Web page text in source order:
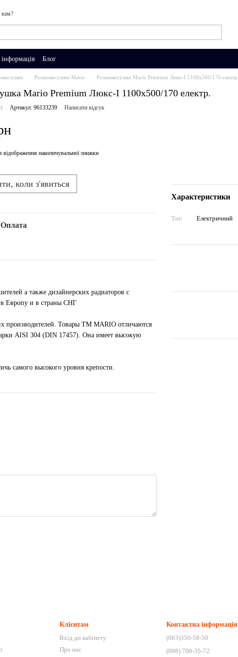
вам?
Блог
Рушникосушки Mario Рушникосушка Mario Premium Люкс-I 1100х500/170 електр.
Mario Premium Люкс-I 1100х500/170 електр.
Артикул: 96133239 Написати відгук
відображення накопичувальної знижки
коли з'явиться
Оплата
Характеристики
Тип Електричний
а также дизайнерских радиаторов с
в Европу и в страны СНГ
производителей. Товары ТМ MARIO отличаются
AISI 304 (DIN 17457). Она имеет высокую
самого высокого уровня крепости.
Клієнтам
Вхід до кабінету
Про нас
Контактна інформація
(063)350-58-50
(098) 700-35-72